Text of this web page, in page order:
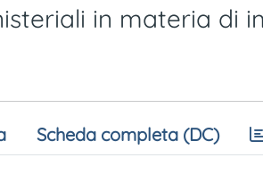
in materia di
Scheda completa (DC)